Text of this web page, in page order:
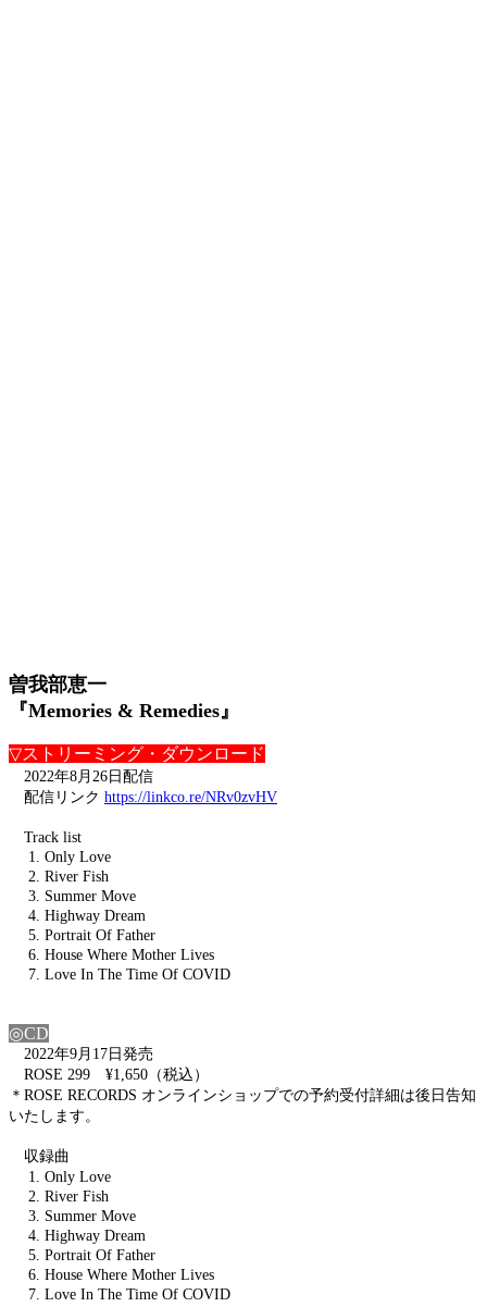
曽我部恵一
『Memories & Remedies』
▽ストリーミング・ダウンロード
2022年8月26日配信
配信リンク https://linkco.re/NRv0zvHV
Track list
1. Only Love
2. River Fish
3. Summer Move
4. Highway Dream
5. Portrait Of Father
6. House Where Mother Lives
7. Love In The Time Of COVID
◎CD
2022年9月17日発売
ROSE 299 ¥1,650（税込）
＊ROSE RECORDS オンラインショップでの予約受付詳細は後日告知
いたします。
収録曲
1. Only Love
2. River Fish
3. Summer Move
4. Highway Dream
5. Portrait Of Father
6. House Where Mother Lives
7. Love In The Time Of COVID